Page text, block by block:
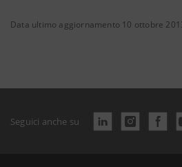
Data ultimo aggiornamento 10 ottobre
Seguici anche su